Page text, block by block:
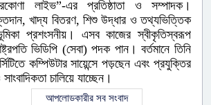
লাইভ”-এর প্রতিষ্ঠাতা ও সম্পাদক।
খাদ্য বিতরণ, শিশু উদ্ধার ও তথ্যভিত্তিক
প্রশংসনীয়। এসব কাজের স্বীকৃতিস্বরূপ
ভিডিপি (সেবা) পদক পান। বর্তমানে তিনি
কম্পিউটার সায়েন্সে পড়ছেন এবং প্রযুক্তির
চালিয়ে যাচ্ছেন।
আপলোডকারীর সব সংবাদ